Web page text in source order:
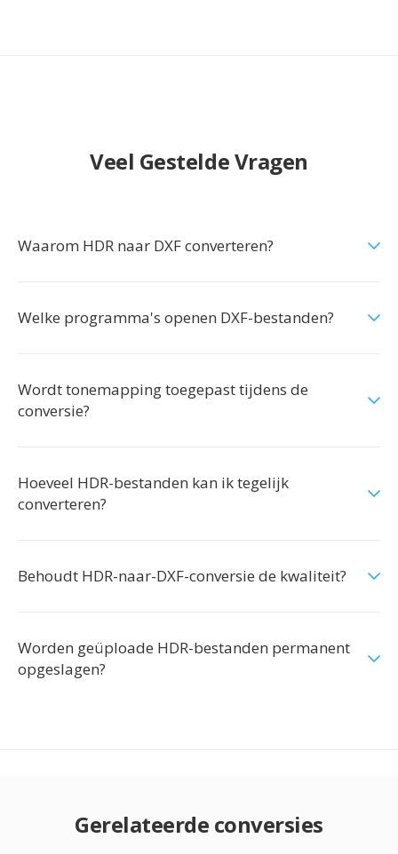
Veel Gestelde Vragen
Waarom HDR naar DXF converteren?
Welke programma's openen DXF-bestanden?
Wordt tonemapping toegepast tijdens de
conversie?
Hoeveel HDR-bestanden kan ik tegelijk
converteren?
Behoudt HDR-naar-DXF-conversie de kwaliteit?
Worden geüploade HDR-bestanden permanent
opgeslagen?
Gerelateerde conversies